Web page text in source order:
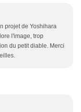
projet de Yoshihara
l'image, trop
du petit diable. Merci